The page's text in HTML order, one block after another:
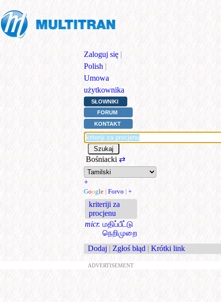
Zaloguj się |
Polish |
Umowa
użytkownika
SŁOWNIKI
FORUM
KONTAKT
Bośniacki ⇄
+
Google | Forvo | +
kriteriji za
procjenu
micr. மதிப்பீட்டு
நெறிமுறை
Dodaj | Zgłoś błąd | Krótki link
ADVERTISEMENT